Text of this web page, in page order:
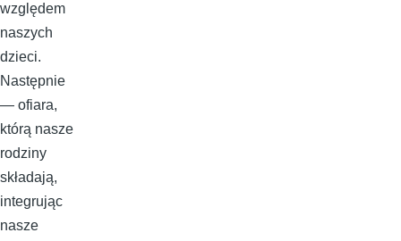
względem
naszych
dzieci.
Następnie
— ofiara,
którą nasze
rodziny
składają,
integrując
nasze